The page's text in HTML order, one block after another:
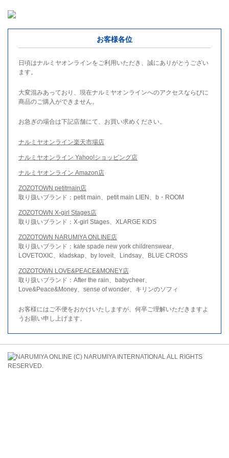
お客様各位
日頃はナルミヤオンラインをご利用いただき、誠にありがとうござい
ます。
大変混みあっており、現在ナルミヤオンラインへのアクセスならびに
商品のご購入ができません。
お急ぎの場合は下記店舗にて、お買い求めください。
ナルミヤオンライン楽天市場店
ナルミヤオンライン Yahoo!ショッピング店
ナルミヤオンライン Amazon店
ZOZOTOWN petitmain店
取り扱いブランド：petit main、petit main LIEN、b・ROOM
ZOZOTOWN X-girl Stages店
取り扱いブランド：X-girl Stages、XLARGE KIDS
ZOZOTOWN NARUMIYA ONLINE店
取り扱いブランド：kate spade new york childrenswear、
LOVETOXIC、kladskap、by loveit、Lindsay、BLUE CROSS
ZOZOTOWN LOVE&PEACE&MONEY店
取り扱いブランド：After the rain、babycheer、
Love&Peace&Money、sense of wonder、キリンのソフィ
お客様にはご不便をおかけいたしますが、何卒ご理解いただきますよ
うお願い申し上げます。